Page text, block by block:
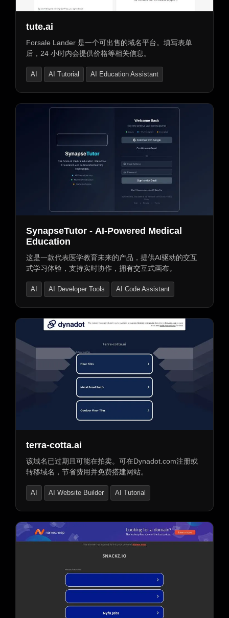
tute.ai
Forsale Lander 是一个可出售的域名平台。填写表单
后，24 小时内会提供价格等相关信息。
AI AI Tutorial AI Education Assistant
SynapseTutor - AI-Powered Medical
Education
这是一款代表医学教育未来的产品，提供AI驱动的交互
式学习体验，支持实时协作，拥有交互式画布。
AI AI Developer Tools AI Code Assistant
terra-cotta.ai
该域名已过期且可能在拍卖。可在Dynadot.com注册或
转移域名，节省费用并免费搭建网站。
AI AI Website Builder AI Tutorial